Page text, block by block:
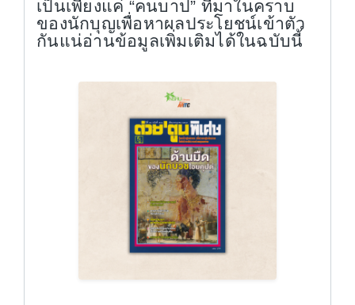
เป็นเพียงแค่ “คนบาป” ที่มาในคราบ
ของนักบุญเพื่อหาผลประโยชน์เข้าตัว
กันแน่อ่านข้อมูลเพิ่มเติมได้ในฉบับนี้